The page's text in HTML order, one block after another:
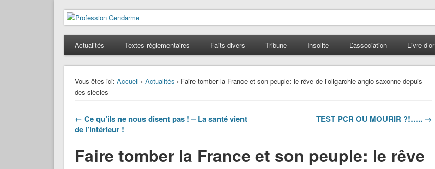
Profession Gendarme
Le journal des gendarmes
Actualités Textes règlementaires Faits divers Tribune Insolite L’association Livre d’or
Vous êtes ici: Accueil › Actualités › Faire tomber la France et son peuple: le rêve de l’oligarchie anglo-saxonne depuis
des siècles
← Ce qu’ils ne nous disent pas ! – La santé vient
de l’intérieur !
TEST PCR OU MOURIR ?!….. →
Faire tomber la France et son peuple: le rêve